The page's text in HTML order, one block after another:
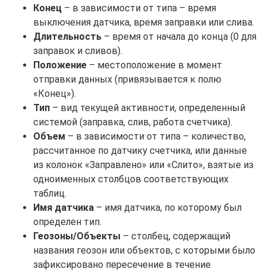
Конец – в зависимости от типа – время
выключения датчика, время заправки или слива.
Длительность – время от начала до конца (0 для
заправок и сливов).
Положение – местоположение в момент
отправки данных (привязывается к полю
«Конец»).
Тип – вид текущей активности, определенный
системой (заправка, слив, работа счетчика).
Объем – в зависимости от типа – количество,
рассчитанное по датчику счетчика, или данные
из колонок «Заправлено» или «Слито», взятые из
одноименных столбцов соответствующих
таблиц.
Имя датчика – имя датчика, по которому был
определен тип.
Геозоны/Объекты – столбец, содержащий
названия геозон или объектов, с которыми было
зафиксировано пересечение в течение